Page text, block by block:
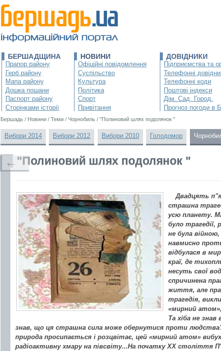
БЕРШАДЩИНА
Прапор району
Герб району
Мапа району
Дошка пошани
Паспорт району
Сторінками історії
НОВИНИ
Офіційні повідомлення
Суспільство
Культура
Політика
Спорт
Привітання
ДОВІДНИКИ
Підприємства та
Телефонні
Телефонні коди
Поштові індекси
Дім. Сад. Город.
Прогноз погоди в
Бершадь / Новини / Теми / Чорнобиль / "Полиновий шлях подолянок "
Вибори 2014 Вибори 2012 Вибори 2010 Голодомор
"Полиновий шлях подолянок "
Двадцять
страшна
усю планету.
було трагедії,
не була
навмисно
відбулася в
краї, де
несуть свої
спричинена
життя, але
трагедія,
«мирний
Та хіба не знав
знав, що ця страшна сила може обернутися проти людства?!
природа просипається і розцвітає, цей «мирний атом»
радіоактивну хмару на півсвіту...На початку ХХ століття
←